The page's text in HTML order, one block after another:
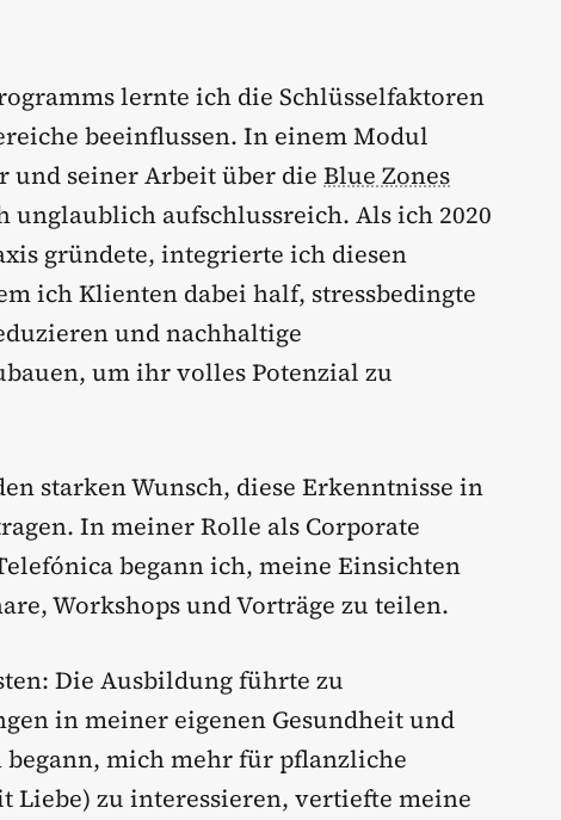
lernte ich die Schlüsselfaktoren
beeinflussen. In einem Modul
und seiner Arbeit über die Blue Zones
unglaublich aufschlussreich. Als ich 2020
gründete, integrierte ich diesen
ich Klienten dabei half, stressbedingte
und nachhaltige
um ihr volles Potenzial zu
starken Wunsch, diese Erkenntnisse in
In meiner Rolle als Corporate
begann ich, meine Einsichten
Workshops und Vorträge zu teilen.
Die Ausbildung führte zu
in meiner eigenen Gesundheit und
mich mehr für pflanzliche
Liebe) zu interessieren, vertiefte meine